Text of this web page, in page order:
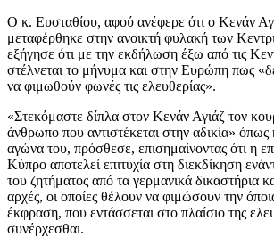
Ο κ. Ευσταθίου, αφού ανέφερε ότι ο Κενάν
μεταφέρθηκε στην ανοικτή φυλακή των
εξήγησε ότι με την εκδήλωση έξω από τις
στέλνεται το μήνυμα και στην Ευρώπη πως
να φιμωθούν φωνές τις ελευθερίας».
«Στεκόμαστε δίπλα στον Κενάν Αγιάζ τον
άνθρωπο που αντιστέκεται στην αδικία» όπως
αγώνα του, πρόσθεσε, επισημαίνοντας ότι η
Κύπρο αποτελεί επιτυχία στη διεκδίκηση
του ζητήματος από τα γερμανικά δικαστήρια
αρχές, οι οποίες θέλουν να φιμώσουν την
έκφραση, που εντάσσεται στο πλαίσιο της
συνέρχεσθαι.